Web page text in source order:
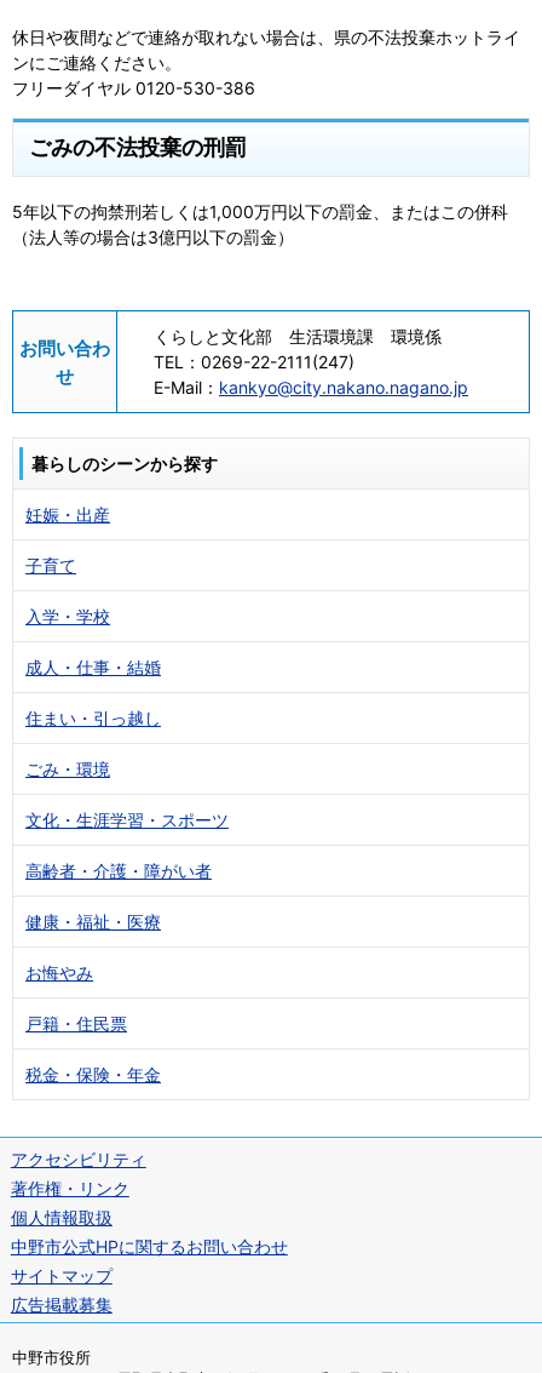
休日や夜間などで連絡が取れない場合は、県の不法投棄ホットライ
ンにご連絡ください。
フリーダイヤル 0120-530-386
ごみの不法投棄の刑罰
5年以下の拘禁刑若しくは1,000万円以下の罰金、またはこの併科
（法人等の場合は3億円以下の罰金）
お問い合わ
せ
くらしと文化部 生活環境課 環境係
TEL： 0269-22-2111(247)
E-Mail： kankyo@city.nakano.nagano.jp
暮らしのシーンから探す
妊娠・出産
子育て
入学・学校
成人・仕事・結婚
住まい・引っ越し
ごみ・環境
文化・生涯学習・スポーツ
高齢者・介護・障がい者
健康・福祉・医療
お悔やみ
戸籍・住民票
税金・保険・年金
アクセシビリティ
著作権・リンク
個人情報取扱
中野市公式HPに関するお問い合わせ
サイトマップ
広告掲載募集
中野市役所